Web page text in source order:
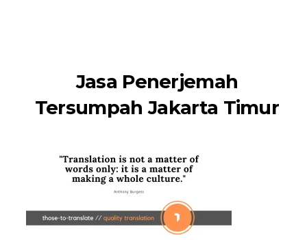
Jasa Penerjemah
Tersumpah Jakarta Timur